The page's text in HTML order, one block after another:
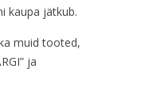
kaupa jätkub.
muid tooted,
ja